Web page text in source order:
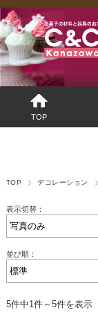
TOP
TOP デコレーション
表示切替：
並び順：
5件中1件～5件を表示